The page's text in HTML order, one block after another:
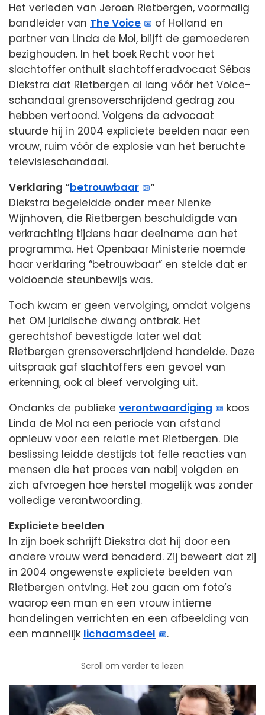
Het verleden van Jeroen Rietbergen, voormalig
bandleider van The Voice
of Holland en
partner van Linda de Mol, blijft de gemoederen
bezighouden. In het boek Recht voor het
slachtoffer onthult slachtofferadvocaat Sébas
Diekstra dat Rietbergen al lang vóór het Voice-
schandaal grensoverschrijdend gedrag zou
hebben vertoond. Volgens de advocaat
stuurde hij in 2004 expliciete beelden naar een
vrouw, ruim vóór de explosie van het beruchte
televisieschandaal.
Verklaring “betrouwbaar
”
Diekstra begeleidde onder meer Nienke
Wijnhoven, die Rietbergen beschuldigde van
verkrachting tijdens haar deelname aan het
programma. Het Openbaar Ministerie noemde
haar verklaring “betrouwbaar” en stelde dat er
voldoende steunbewijs was.
Toch kwam er geen vervolging, omdat volgens
het OM juridische dwang ontbrak. Het
gerechtshof bevestigde later wel dat
Rietbergen grensoverschrijdend handelde. Deze
uitspraak gaf slachtoffers een gevoel van
erkenning, ook al bleef vervolging uit.
Ondanks de publieke verontwaardiging
koos
Linda de Mol na een periode van afstand
opnieuw voor een relatie met Rietbergen. Die
beslissing leidde destijds tot felle reacties van
mensen die het proces van nabij volgden en
zich afvroegen hoe herstel mogelijk was zonder
volledige verantwoording.
Expliciete beelden
In zijn boek schrijft Diekstra dat hij door een
andere vrouw werd benaderd. Zij beweert dat zij
in 2004 ongewenste expliciete beelden van
Rietbergen ontving. Het zou gaan om foto’s
waarop een man en een vrouw intieme
handelingen verrichten en een afbeelding van
een mannelijk lichaamsdeel .
Scroll om verder te lezen